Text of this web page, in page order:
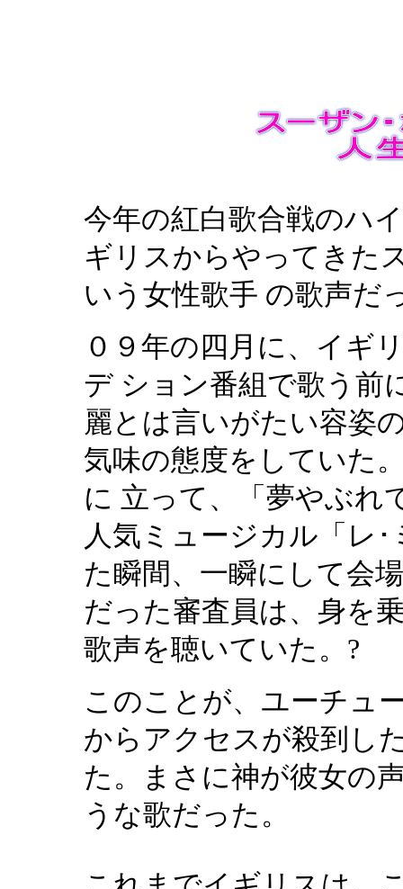
今年の紅白歌合戦のハ
ギリスからやってきた
いう女性歌手 の歌声だ
０９年の四月に、イギ
デ ション番組で歌う前
麗とは言いがたい容姿
気味の態度をしていた
に 立って、「夢やぶれ
人気ミュージカル「レ
た瞬間、一瞬にして会
だった審査員は、身を
歌声を聴いていた。?
このことが、ユーチュ
からアクセスが殺到し
た。まさに神が彼女の
うな歌だった。